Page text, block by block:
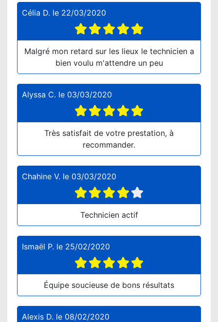
Célia D. le 22/03/2020
Malgré mon retard sur les lieux le technicien a
bien voulu m'attendre un peu
Alyssa C. le 03/03/2020
Très satisfait de votre prestation, à
recommander.
Chahine V. le 03/03/2020
Technicien actif
Ismaël P. le 25/02/2020
Équipe soucieuse de bons résultats
Alexis D. le 08/02/2020